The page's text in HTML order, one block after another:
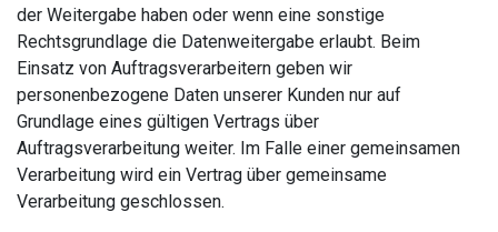
der Weitergabe haben oder wenn eine sonstige
Rechtsgrundlage die Datenweitergabe erlaubt. Beim
Einsatz von Auftragsverarbeitern geben wir
personenbezogene Daten unserer Kunden nur auf
Grundlage eines gültigen Vertrags über
Auftragsverarbeitung weiter. Im Falle einer gemeinsamen
Verarbeitung wird ein Vertrag über gemeinsame
Verarbeitung geschlossen.